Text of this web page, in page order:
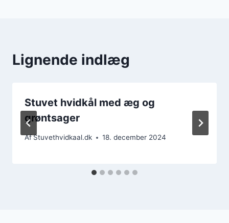
Lignende indlæg
Stuvet hvidkål med æg og
grøntsager
AfStuvethvidkaal.dk 18. december 2024